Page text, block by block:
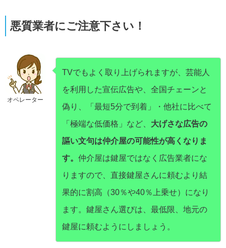
悪質業者にご注意下さい！
オペレーター
TVでもよく取り上げられますが、芸能人
を利用した宣伝広告や、全国チェーンと
偽り、「最短5分で到着」・他社に比べて
「極端な低価格」など、 大げさな広告の
謳い文句は仲介屋の可能性が高くなりま
す。 仲介屋は鍵屋ではなく広告業者にな
りますので、直接鍵屋さんに頼むより結
果的に割高（30％や40％上乗せ）になり
ます。鍵屋さん選びは、最低限、地元の
鍵屋に頼むようにしましょう。